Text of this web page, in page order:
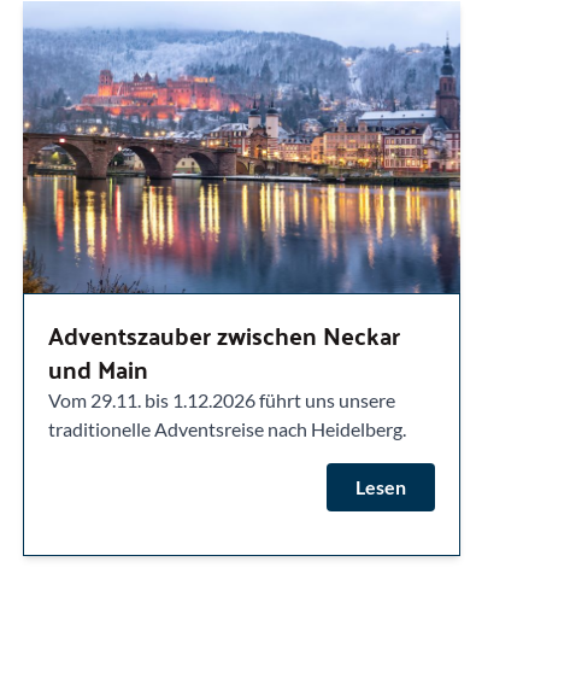
Adventszauber zwischen Neckar
und Main
Vom 29.11. bis 1.12.2026 führt uns unsere
traditionelle Adventsreise nach Heidelberg.
Lesen